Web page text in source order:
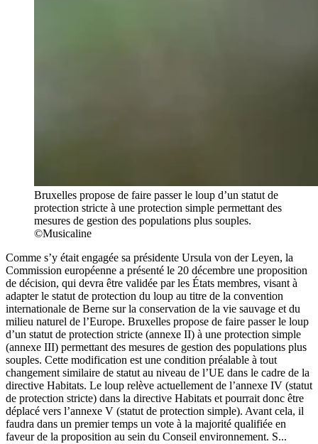
Bruxelles propose de faire passer le loup d’un statut de
protection stricte à une protection simple permettant des
mesures de gestion des populations plus souples.
©Musicaline
Comme s’y était engagée sa présidente Ursula von der Leyen, la
Commission européenne a présenté le 20 décembre une proposition
de décision, qui devra être validée par les États membres, visant à
adapter le statut de protection du loup au titre de la convention
internationale de Berne sur la conservation de la vie sauvage et du
milieu naturel de l’Europe. Bruxelles propose de faire passer le loup
d’un statut de protection stricte (annexe II) à une protection simple
(annexe III) permettant des mesures de gestion des populations plus
souples. Cette modification est une condition préalable à tout
changement similaire de statut au niveau de l’UE dans le cadre de la
directive Habitats. Le loup relève actuellement de l’annexe IV (statut
de protection stricte) dans la directive Habitats et pourrait donc être
déplacé vers l’annexe V (statut de protection simple). Avant cela, il
faudra dans un premier temps un vote à la majorité qualifiée en
faveur de la proposition au sein du Conseil environnement. S...